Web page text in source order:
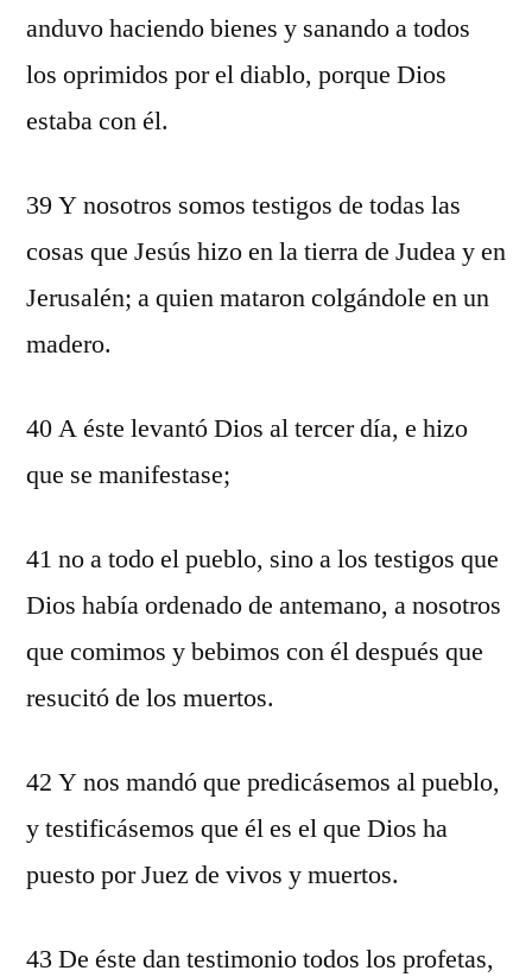
anduvo haciendo bienes y sanando a todos
los oprimidos por el diablo, porque Dios
estaba con él.
39 Y nosotros somos testigos de todas las
cosas que Jesús hizo en la tierra de Judea y en
Jerusalén; a quien mataron colgándole en un
madero.
40 A éste levantó Dios al tercer día, e hizo
que se manifestase;
41 no a todo el pueblo, sino a los testigos que
Dios había ordenado de antemano, a nosotros
que comimos y bebimos con él después que
resucitó de los muertos.
42 Y nos mandó que predicásemos al pueblo,
y testificásemos que él es el que Dios ha
puesto por Juez de vivos y muertos.
43 De éste dan testimonio todos los profetas,